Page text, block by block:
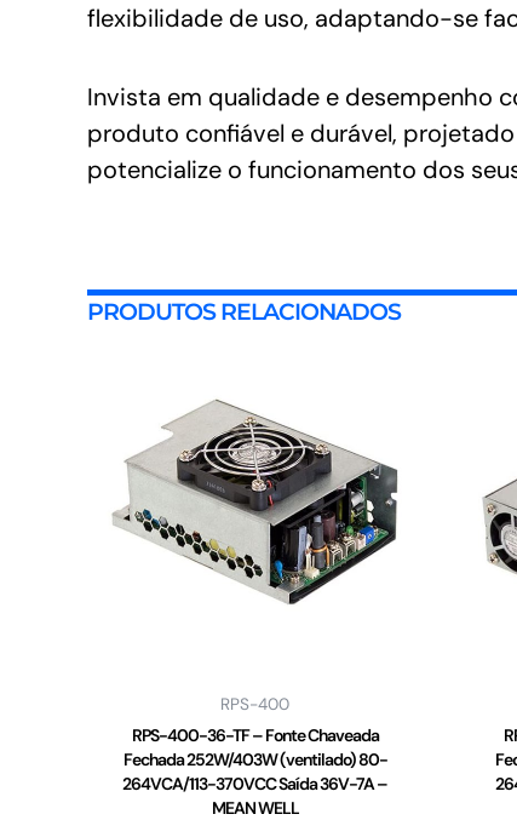
flexibilidade de uso, adaptando-se
Invista em qualidade e desempenho
produto confiável e durável,
potencialize o funcionamento dos
PRODUTOS RELACIONADOS
RPS-400
RPS-400-36-TF – Fonte Chaveada
Fechada 252W/403W (ventilado) 80-
264VCA/113-370VCC Saída 36V-7A –
MEAN WELL